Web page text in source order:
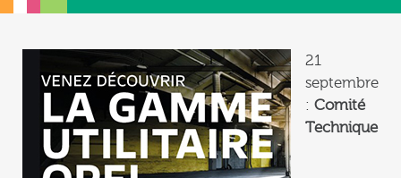
21
septembre
: Comité
Technique